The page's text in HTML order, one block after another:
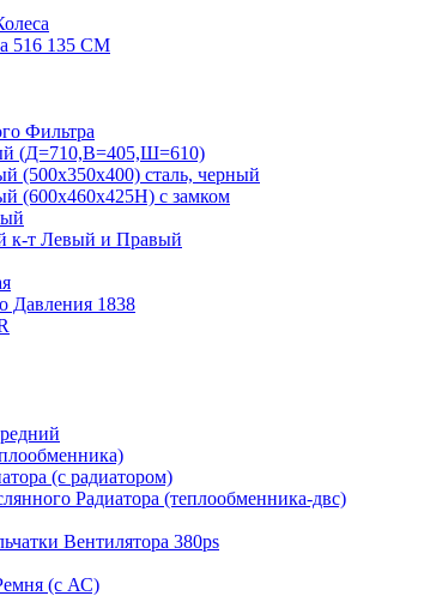
516 135 CM
Фильтра
(Д=710,В=405,Ш=610)
(500х350х400) сталь, черный
(600х460х425Н) с замком
к-т Левый и Правый
Давления 1838
(с радиатором)
Радиатора (теплообменника-двс)
Вентилятора 380ps
(с АС)